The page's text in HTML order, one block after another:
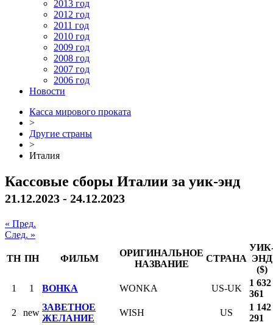
2013 год
2012 год
2011 год
2010 год
2009 год
2008 год
2007 год
2006 год
Новости
Касса мирового проката
>
Другие страны
>
Италия
Кассовые сборы Италии за уик-энд
21.12.2023 - 24.12.2023
« Пред.
След. »
ТН ПН ФИЛЬМ
ОРИГИНАЛЬНОЕ
НАЗВАНИЕ
СТРАНА ЭНД
($)
1
1 ВОНКА WONKA US-UK
1 632
361
2
new
ЗАВЕТНОЕ
ЖЕЛАНИЕ
WISH US
1 142
291